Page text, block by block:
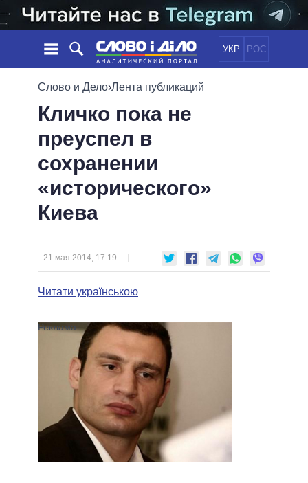
УКР РОС
НОВОСТИ
ЛЕНТА
СОБЫТИЯ
СТАТЬИ
МНЕНИЯ
ОБЗОРЫ
ДАЙДЖЕСТЫ
ПОЛИТИКА
ОБЕЩАНИЯ
ПОЛИТИКИ
ВСЕ ПОЛИТИКИ
ПРЕЗИДЕНТ И ОФИС
ВЕРХОВНАЯ РАДА
ГЛАВЫ ОБЛАДМИНИСТРАЦИЙ
ВСЕ ПЕРСОНЫ
СРАВНЕНИЕ ПОЛИТИКОВ
Слово и Дело›Лента публикаций
Кличко пока не
преуспел в
сохранении
«исторического»
Киева
21 мая 2014, 17:19
Читати українською